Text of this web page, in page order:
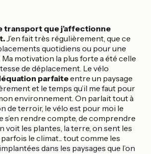
transport que j’affectionne
J’en fait très régulièrement, que ce
quotidiens ou pour une
Ma motivation la plus forte a été celle
de déplacement. Le vélo
parfaiteentre un paysage
et le temps qu’il me faut pour
environnement. On parlait tout à
de terroir, le vélo est pour moi le
s’en rendre compte, de comprendre
voit les plantes, la terre, on sent les
parfois le climat... tout comme les
dans les paysages que l’on